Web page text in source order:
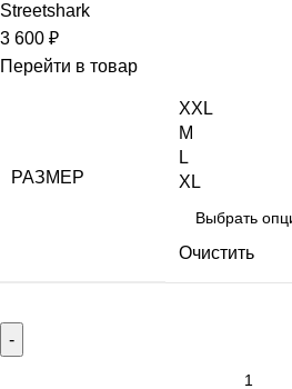
Streetshark
3 600 ₽
Перейти в товар
РАЗМЕР
XXL
M
L
XL
Очистить